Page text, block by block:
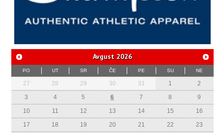
Avgust 2026
PO UT SR ČE PE SU NE
27 28 29 30 31 1
2
3
4 5 6 7 8
9
10
11 12 13 14 15
16
17
18 19 20 21 22 23